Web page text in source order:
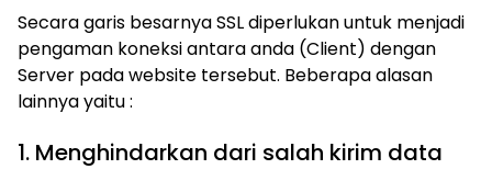
Secara garis besarnya SSL diperlukan untuk menjadi
pengaman koneksi antara anda (Client) dengan
Server pada website tersebut. Beberapa alasan
lainnya yaitu :
1. Menghindarkan dari salah kirim data